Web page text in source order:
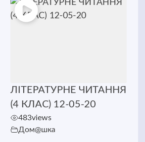
ЛІТЕРАТУРНЕ ЧИТАННЯ
(4 КЛАС) 12-05-20
483views
Дом@шка